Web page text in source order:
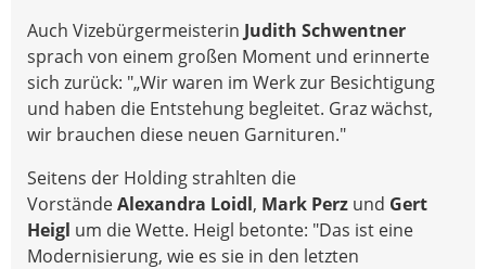
Auch Vizebürgermeisterin Judith Schwentner
sprach von einem großen Moment und erinnerte
sich zurück: "„Wir waren im Werk zur Besichtigung
und haben die Entstehung begleitet. Graz wächst,
wir brauchen diese neuen Garnituren."
Seitens der Holding strahlten die
VorständeAlexandra Loidl, Mark Perz und Gert
Heigl um die Wette. Heigl betonte: "Das ist eine
Modernisierung, wie es sie in den letzten